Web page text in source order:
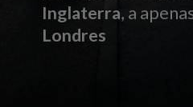
Inglaterra, a
Londres